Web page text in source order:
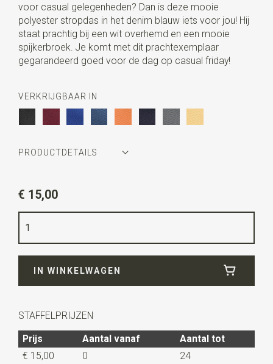
voor casual gelegenheden? Dan is deze mooie
polyester stropdas in het denim blauw iets voor jou! Hij
staat prachtig bij een wit overhemd en een mooie
spijkerbroek. Je komt met dit prachtexemplaar
gegarandeerd goed voor de dag op casual friday!
VERKRIJGBAAR IN
PRODUCTDETAILS
denim blauw
Kwaliteit
Lengteca. 150 cm
€ 15,00
IN WINKELWAGEN
STAFFELPRIJZEN
Prijs
Aantal vanaf
Aantal tot
€ 15,00
0
24